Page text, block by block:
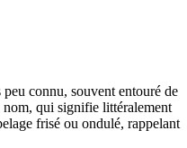
connu, souvent entouré de
nom, qui signifie littéralement
frisé ou ondulé, rappelant